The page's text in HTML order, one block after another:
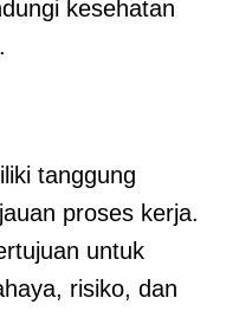
kesehatan
tanggung
proses kerja.
untuk
risiko, dan